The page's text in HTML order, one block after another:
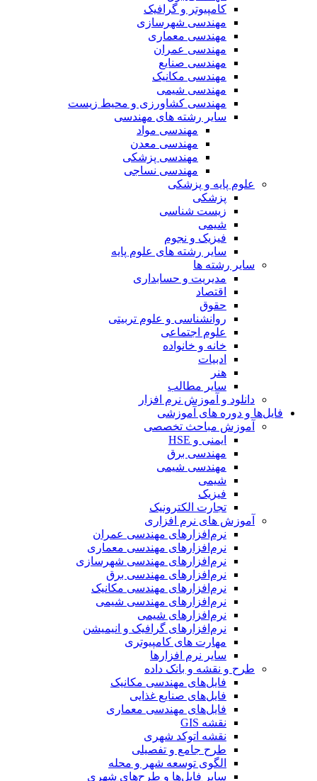
کامپیوتر و گرافیک
مهندسی شهرسازی
مهندسی معماری
مهندسی عمران
مهندسی صنایع
مهندسی مکانیک
مهندسی شیمی
مهندسی کشاورزی و محیط زیست
سایر رشته های مهندسی
مهندسی مواد
مهندسی معدن
مهندسی پزشکی
مهندسی نساجی
علوم پایه و پزشکی
پزشکی
زیست شناسی
شیمی
فیزیک و نجوم
سایر رشته های علوم پایه
سایر رشته ها
مدیریت و حسابداری
اقتصاد
حقوق
روانشناسی و علوم تربیتی
علوم اجتماعی
خانه و خانواده
ادبیات
هنر
سایر مطالب
دانلود و آموزش نرم افزار
فایل‌ها و دوره های آموزشی
آموزش مباحث تخصصی
ایمنی و HSE
مهندسی برق
مهندسی شیمی
شیمی
فیزیک
تجارت الکترونیک
آموزش های نرم افزاری
نرم‌افزارهای مهندسی عمران
نرم‌افزارهای مهندسی معماری
نرم‌افزارهای مهندسی شهرسازی
نرم‌افزارهای مهندسی برق
نرم‌افزارهای مهندسی مکانیک
نرم‌افزارهای مهندسی شیمی
نرم‌افزارهای شیمی
نرم‌افزارهای گرافیک و انیمیشن
مهارت های کامپیوتری
سایر نرم افزارها
طرح و نقشه و بانک داده
فایل‌های مهندسی مکانیک
فایل‌های صنایع غذایی
فایل‌های مهندسی معماری
نقشه GIS
نقشه اتوکد شهری
طرح جامع و تفصیلی
الگوی توسعه شهر و محله
سایر فایل‌ها و طرح‌های شهری